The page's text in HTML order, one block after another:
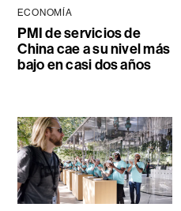
ECONOMÍA
PMI de servicios de
China cae a su nivel más
bajo en casi dos años